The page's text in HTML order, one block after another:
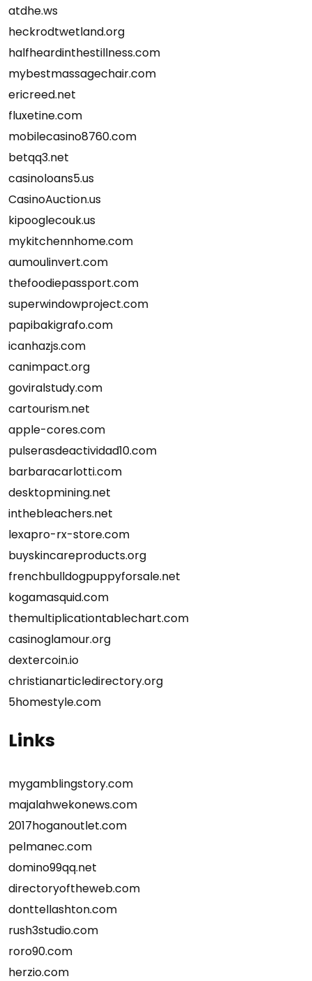
atdhe.ws
heckrodtwetland.org
halfheardinthestillness.com
mybestmassagechair.com
ericreed.net
fluxetine.com
mobilecasino8760.com
betqq3.net
casinoloans5.us
CasinoAuction.us
kipooglecouk.us
mykitchennhome.com
aumoulinvert.com
thefoodiepassport.com
superwindowproject.com
papibakigrafo.com
icanhazjs.com
canimpact.org
goviralstudy.com
cartourism.net
apple-cores.com
pulserasdeactividad10.com
barbaracarlotti.com
desktopmining.net
inthebleachers.net
lexapro-rx-store.com
buyskincareproducts.org
frenchbulldogpuppyforsale.net
kogamasquid.com
themultiplicationtablechart.com
casinoglamour.org
dextercoin.io
christianarticledirectory.org
5homestyle.com
Links
mygamblingstory.com
majalahwekonews.com
2017hoganoutlet.com
pelmanec.com
domino99qq.net
directoryoftheweb.com
donttellashton.com
rush3studio.com
roro90.com
herzio.com